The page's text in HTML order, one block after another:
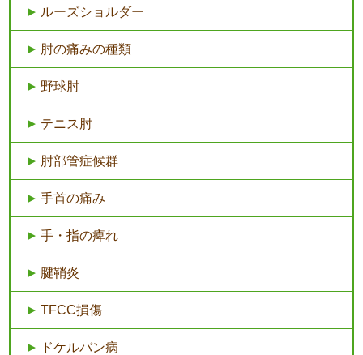
ルーズショルダー
肘の痛みの種類
野球肘
テニス肘
肘部管症候群
手首の痛み
手・指の痺れ
腱鞘炎
TFCC損傷
ドケルバン病